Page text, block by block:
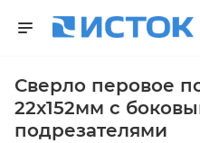
Сверло перовое
22x152мм с
подрезателями